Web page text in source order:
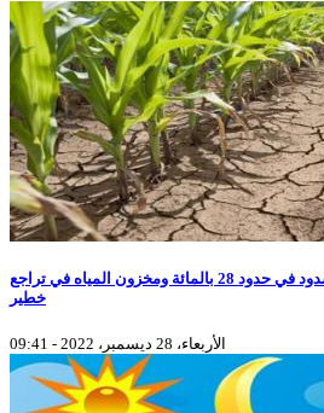
وزارة الفلاحة: نسبة إمتلاء السدود في حدود 28 بالمائة ومخزون المياه في تراجع
خطير
الأربعاء، 28 ديسمبر، 2022 - 09:41